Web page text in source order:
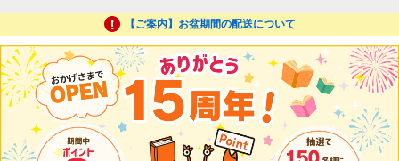
【ご案内】お盆期間の配送について